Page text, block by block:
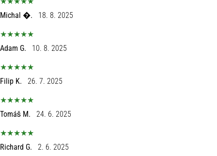
–
прецизност,
контрол
мощ
във
докосване.
Перфектни
играчи,
…
Michal �. 18. 8. 2025
Adam G. 10. 8. 2025
Filip K. 26. 7. 2025
Tomáš M. 24. 6. 2025
Richard G. 2. 6. 2025